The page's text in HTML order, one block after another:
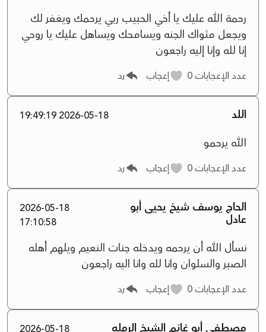
رحمة الله عليك يا أخي الحبيب ربي يرحمك ويغفر لك
ويجعل مثواك الجنه ويسامحك ويساهل عليك يا روحي
إنا لله وإنا إليه راجعون
عدد الإعجابات إعجاب رد
اللد 2026-05-18 19:49:19
الله يرحمو
عدد الإعجابات إعجاب رد
الحاج يوسف شيخ يحيى أبو
عادل
2026-05-18
17:10:58
نسأل الله أن يرحمه ويدخله جنات النعيم ويلهم أهله
الصبر والسلوان وانا لله وانا اليه راجعون
عدد الإعجابات إعجاب رد
مصطفى أبو غانم الشيخ الرمله